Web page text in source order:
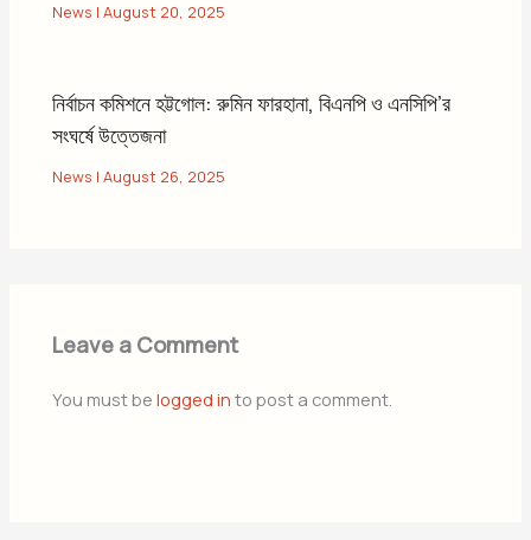
News |August 20, 2025
নির্বাচন কমিশনে হট্টগোল: রুমিন ফারহানা, বিএনপি ও এনসিপি’র
সংঘর্ষে উত্তেজনা
News |August 26, 2025
Leave a Comment
You must belogged in to post a comment.